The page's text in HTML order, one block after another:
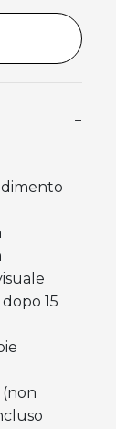
−
15
(non